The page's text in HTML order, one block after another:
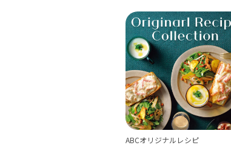
ABCオリジナルレシピ